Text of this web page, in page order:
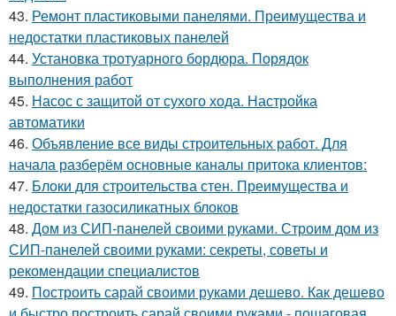
43. Ремонт пластиковыми панелями. Преимущества и
недостатки пластиковых панелей
44. Установка тротуарного бордюра. Порядок
выполнения работ
45. Насос с защитой от сухого хода. Настройка
автоматики
46. Объявление все виды строительных работ. Для
начала разберём основные каналы притока клиентов:
47. Блоки для строительства стен. Преимущества и
недостатки газосиликатных блоков
48. Дом из СИП-панелей своими руками. Строим дом из
СИП-панелей своими руками: секреты, советы и
рекомендации специалистов
49. Построить сарай своими руками дешево. Как дешево